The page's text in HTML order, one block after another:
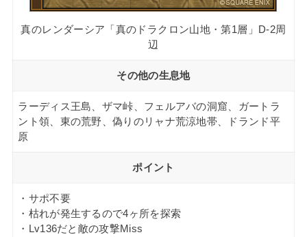
真のレンダーシア「真のドラクロン山地・第1層」D-2周
辺
その他の生息地
ラーディス王島、ザマ峠、フェルアバの洞窟、ガートラ
ント領、東の荒野、偽りのリャナ荒涼地帯、ドランド平
原
ポイント
・サポ不要
・枯れが発生するので4ヶ所を探索
・Lv136だと敵の攻撃Miss